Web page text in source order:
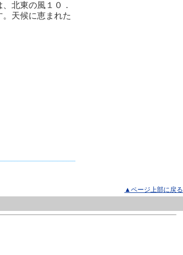
北東の風１０．
天候に恵まれた
▲ページ上部に戻る